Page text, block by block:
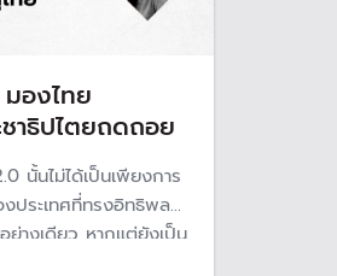
มองไทย
าธิปไตยถดถอย
นั้นไม่ได้เป็นเพียงการ
ประเทศที่ทรงอิทธิพล
างเดียว หากแต่ยังเป็น